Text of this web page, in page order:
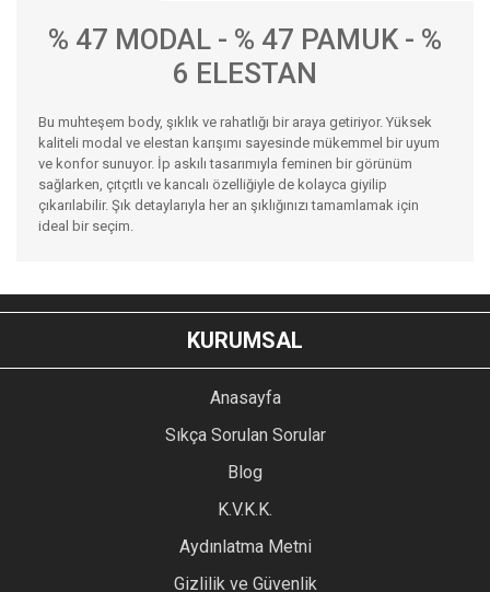
% 47 MODAL - % 47 PAMUK - %
6 ELESTAN
Bu muhteşem body, şıklık ve rahatlığı bir araya getiriyor. Yüksek
kaliteli modal ve elestan karışımı sayesinde mükemmel bir uyum
ve konfor sunuyor. İp askılı tasarımıyla feminen bir görünüm
sağlarken, çıtçıtlı ve kancalı özelliğiyle de kolayca giyilip
çıkarılabilir. Şık detaylarıyla her an şıklığınızı tamamlamak için
ideal bir seçim.
YORUM YAZ
Bu ürünün fiyat bilgisi, resim, ürün açıklamalarında ve diğer
konularda yetersiz gördüğünüz noktaları öneri formunu
kullanarak tarafımıza iletebilirsiniz.
Ürün resmi kalitesiz, bozuk veya görüntülenemiyor.
Ürün açıklamasında eksik bilgiler bulunuyor.
Ürün bilgilerinde hatalar bulunuyor.
Ürün fiyatı diğer sitelerden daha pahalı.
KURUMSAL
Anasayfa
Sıkça Sorulan Sorular
Blog
K.V.K.K.
Aydınlatma Metni
Gizlilik ve Güvenlik